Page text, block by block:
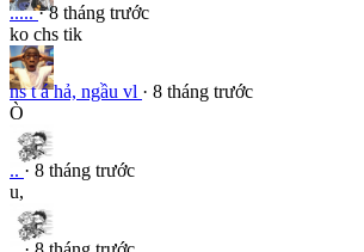
..... · 8 tháng trước
ko chs tik
ns t á hả, ngầu vl · 8 tháng trước
Ò
.. · 8 tháng trước
u,